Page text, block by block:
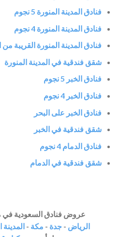
فنادق المدينة المنورة 5 نجوم
فنادق المدينة المنورة 4 نجوم
فنادق المدينة المنورة القريبة
شقق فندقية في المدينة المنورة
فنادق الخبر 5 نجوم
فنادق الخبر 4 نجوم
فنادق الخبر على البحر
شقق فندقية في الخبر
فنادق الدمام 4 نجوم
شقق فندقية في الدمام
عروض فنادق السعودية في
الرياض -جدة - مكة - المدينة